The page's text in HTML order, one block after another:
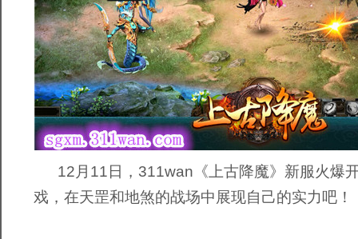
12月11日，311wan《上古降魔》新服火爆
戏，在天罡和地煞的战场中展现自己的实力吧！